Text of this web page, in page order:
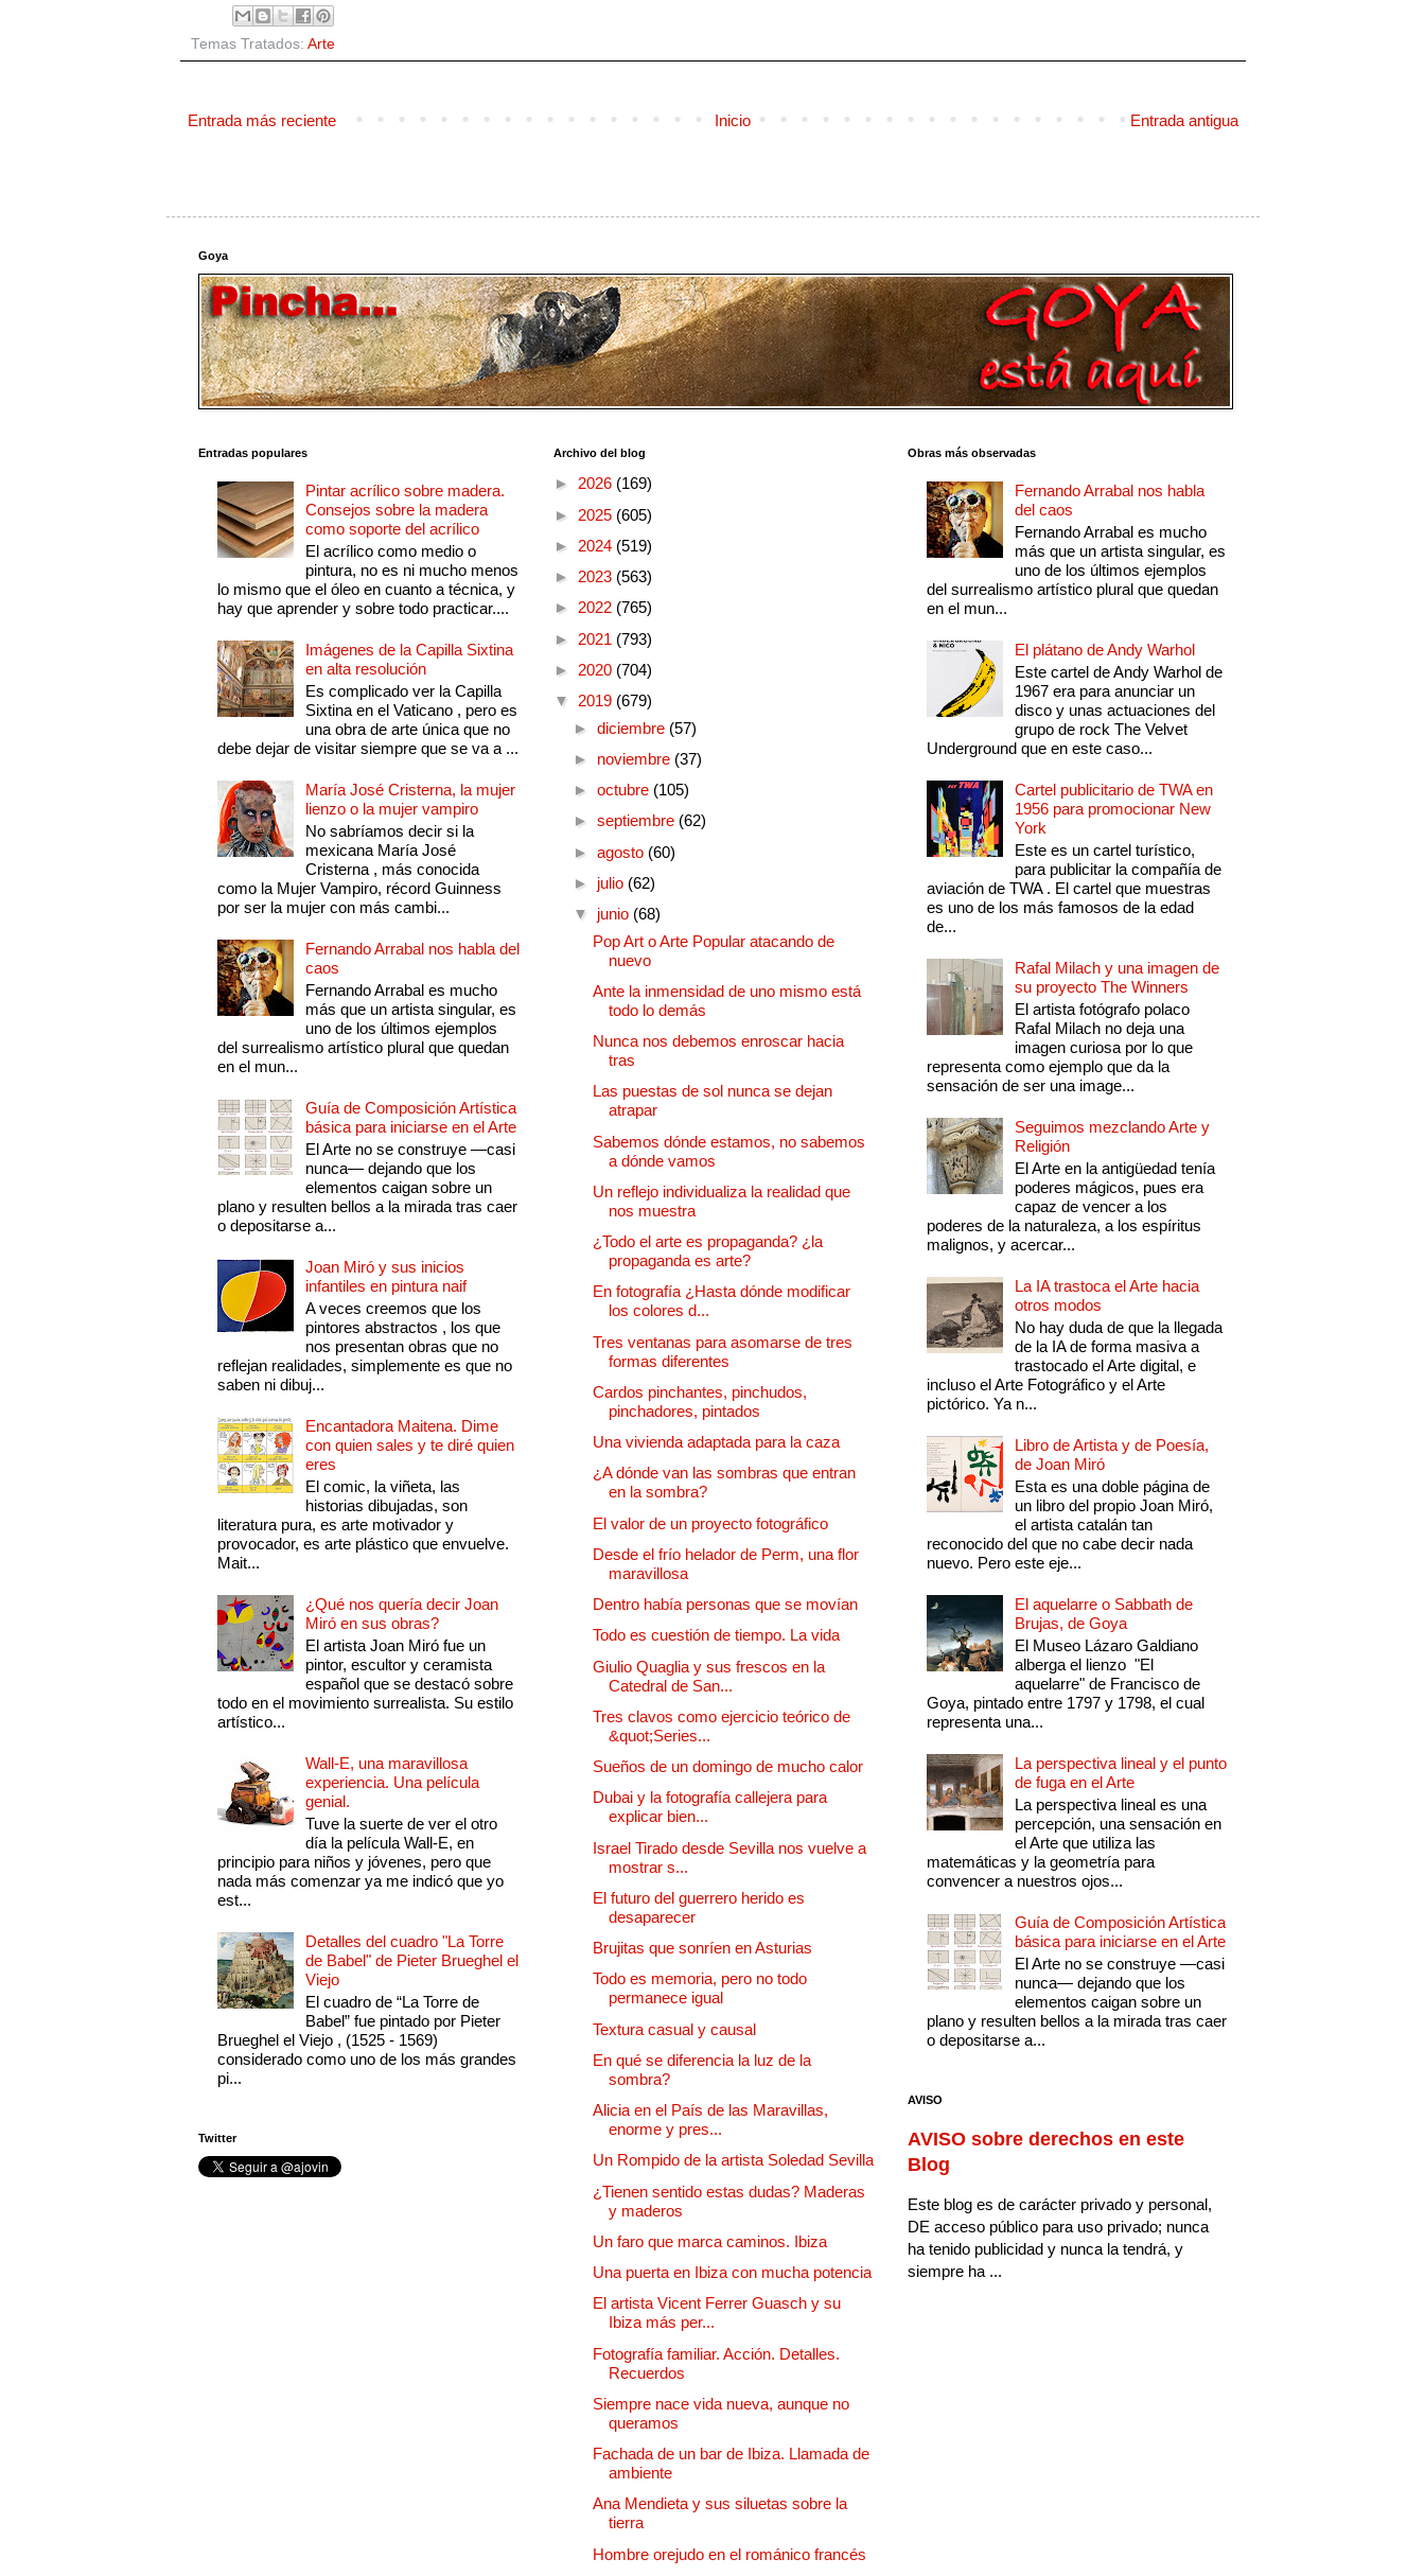
Temas Tratados: Arte
Entrada más reciente Entrada antigua
Inicio
Goya
Entradas populares
Pintar acrílico sobre madera.
Consejos sobre la madera
como soporte del acrílico
El acrílico como medio o
pintura, no es ni mucho menos
lo mismo que el óleo en cuanto a técnica, y
hay que aprender y sobre todo practicar....
Imágenes de la Capilla Sixtina
en alta resolución
Es complicado ver la Capilla
Sixtina en el Vaticano , pero es
una obra de arte única que no
debe dejar de visitar siempre que se va a ...
María José Cristerna, la mujer
lienzo o la mujer vampiro
No sabríamos decir si la
mexicana María José
Cristerna , más conocida
como la Mujer Vampiro, récord Guinness
por ser la mujer con más cambi...
Fernando Arrabal nos habla del
caos
Fernando Arrabal es mucho
más que un artista singular, es
uno de los últimos ejemplos
del surrealismo artístico plural que quedan
en el mun...
Guía de Composición Artística
básica para iniciarse en el Arte
El Arte no se construye —casi
nunca— dejando que los
elementos caigan sobre un
plano y resulten bellos a la mirada tras caer
o depositarse a...
Joan Miró y sus inicios
infantiles en pintura naif
A veces creemos que los
pintores abstractos , los que
nos presentan obras que no
reflejan realidades, simplemente es que no
saben ni dibuj...
Encantadora Maitena. Dime
con quien sales y te diré quien
eres
El comic, la viñeta, las
historias dibujadas, son
literatura pura, es arte motivador y
provocador, es arte plástico que envuelve.
Mait...
¿Qué nos quería decir Joan
Miró en sus obras?
El artista Joan Miró fue un
pintor, escultor y ceramista
español que se destacó sobre
todo en el movimiento surrealista. Su estilo
artístico...
Wall-E, una maravillosa
experiencia. Una película
genial.
Tuve la suerte de ver el otro
día la película Wall-E, en
principio para niños y jóvenes, pero que
nada más comenzar ya me indicó que yo
est...
Detalles del cuadro "La Torre
de Babel" de Pieter Brueghel el
Viejo
El cuadro de “La Torre de
Babel” fue pintado por Pieter
Brueghel el Viejo , (1525 - 1569)
considerado como uno de los más grandes
pi...
Twitter
Archivo del blog
► 2026 (169)
► 2025 (605)
► 2024 (519)
► 2023 (563)
► 2022 (765)
► 2021 (793)
► 2020 (704)
▼ 2019 (679)
► diciembre (57)
► noviembre (37)
► octubre (105)
► septiembre (62)
► agosto (60)
► julio (62)
▼ junio (68)
Pop Art o Arte Popular atacando de
nuevo
Ante la inmensidad de uno mismo está
todo lo demás
Nunca nos debemos enroscar hacia
tras
Las puestas de sol nunca se dejan
atrapar
Sabemos dónde estamos, no sabemos
a dónde vamos
Un reflejo individualiza la realidad que
nos muestra
¿Todo el arte es propaganda? ¿la
propaganda es arte?
En fotografía ¿Hasta dónde modificar
los colores d...
Tres ventanas para asomarse de tres
formas diferentes
Cardos pinchantes, pinchudos,
pinchadores, pintados
Una vivienda adaptada para la caza
¿A dónde van las sombras que entran
en la sombra?
El valor de un proyecto fotográfico
Desde el frío helador de Perm, una flor
maravillosa
Dentro había personas que se movían
Todo es cuestión de tiempo. La vida
Giulio Quaglia y sus frescos en la
Catedral de San...
Tres clavos como ejercicio teórico de
&quot;Series...
Sueños de un domingo de mucho calor
Dubai y la fotografía callejera para
explicar bien...
Israel Tirado desde Sevilla nos vuelve a
mostrar s...
El futuro del guerrero herido es
desaparecer
Brujitas que sonríen en Asturias
Todo es memoria, pero no todo
permanece igual
Textura casual y causal
En qué se diferencia la luz de la
sombra?
Alicia en el País de las Maravillas,
enorme y pres...
Un Rompido de la artista Soledad Sevilla
¿Tienen sentido estas dudas? Maderas
y maderos
Un faro que marca caminos. Ibiza
Una puerta en Ibiza con mucha potencia
El artista Vicent Ferrer Guasch y su
Ibiza más per...
Fotografía familiar. Acción. Detalles.
Recuerdos
Siempre nace vida nueva, aunque no
queramos
Fachada de un bar de Ibiza. Llamada de
ambiente
Ana Mendieta y sus siluetas sobre la
tierra
Hombre orejudo en el románico francés
Obras más observadas
Fernando Arrabal nos habla
del caos
Fernando Arrabal es mucho
más que un artista singular, es
uno de los últimos ejemplos
del surrealismo artístico plural que quedan
en el mun...
El plátano de Andy Warhol
Este cartel de Andy Warhol de
1967 era para anunciar un
disco y unas actuaciones del
grupo de rock The Velvet
Underground que en este caso...
Cartel publicitario de TWA en
1956 para promocionar New
York
Este es un cartel turístico,
para publicitar la compañía de
aviación de TWA . El cartel que muestras
es uno de los más famosos de la edad
de...
Rafal Milach y una imagen de
su proyecto The Winners
El artista fotógrafo polaco
Rafal Milach no deja una
imagen curiosa por lo que
representa como ejemplo que da la
sensación de ser una image...
Seguimos mezclando Arte y
Religión
El Arte en la antigüedad tenía
poderes mágicos, pues era
capaz de vencer a los
poderes de la naturaleza, a los espíritus
malignos, y acercar...
La IA trastoca el Arte hacia
otros modos
No hay duda de que la llegada
de la IA de forma masiva a
trastocado el Arte digital, e
incluso el Arte Fotográfico y el Arte
pictórico. Ya n...
Libro de Artista y de Poesía,
de Joan Miró
Esta es una doble página de
un libro del propio Joan Miró,
el artista catalán tan
reconocido del que no cabe decir nada
nuevo. Pero este eje...
El aquelarre o Sabbath de
Brujas, de Goya
El Museo Lázaro Galdiano
alberga el lienzo "El
aquelarre" de Francisco de
Goya, pintado entre 1797 y 1798, el cual
representa una...
La perspectiva lineal y el punto
de fuga en el Arte
La perspectiva lineal es una
percepción, una sensación en
el Arte que utiliza las
matemáticas y la geometría para
convencer a nuestros ojos...
Guía de Composición Artística
básica para iniciarse en el Arte
El Arte no se construye —casi
nunca— dejando que los
elementos caigan sobre un
plano y resulten bellos a la mirada tras caer
o depositarse a...
AVISO
AVISO sobre derechos en este
Blog
Este blog es de carácter privado y personal,
DE acceso público para uso privado; nunca
ha tenido publicidad y nunca la tendrá, y
siempre ha ...